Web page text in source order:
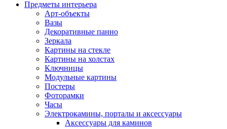
Предметы интерьера
Арт-объекты
Вазы
Декоративные панно
Зеркала
Картины на стекле
Картины на холстах
Ключницы
Модульные картины
Постеры
Фоторамки
Часы
Электрокамины, порталы и аксессуары
Аксессуары для каминов